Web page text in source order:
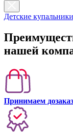
Детские купальники
нашей
Принимаем